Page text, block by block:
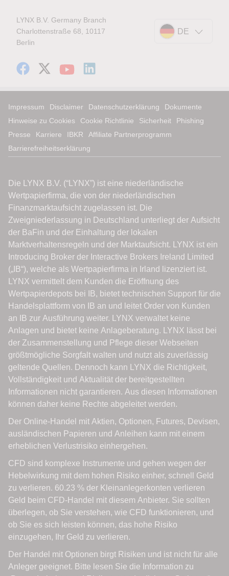
LYNX B.V. Germany Branch
Charlottenstraße 68, 10117
Berlin
DE
Impressum Disclaimer Datenschutzerklärung
Dokumente
Hinweise zu Cookies
Cookie Richtlinie Sicherheit
Phishing
Presse
Karriere IBKR
Affiliate Partnerprogramm
Barrierefreiheitserklärung